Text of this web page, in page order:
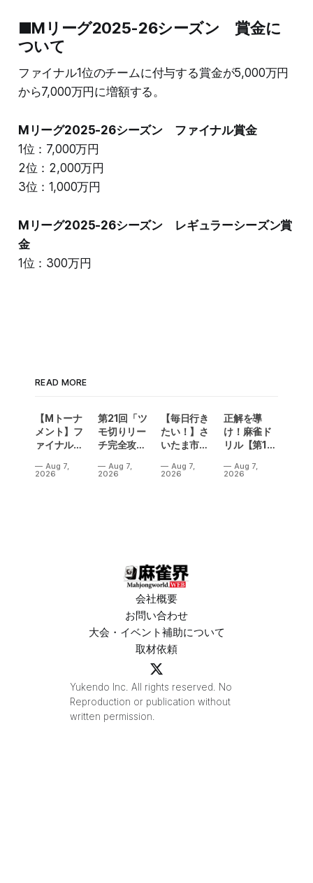
■Mリーグ2025-26シーズン 賞金に
ついて
ファイナル1位のチームに付与する賞金が5,000万円
から7,000万円に増額する。
Mリーグ2025-26シーズン ファイナル賞金
1位：7,000万円
2位：2,000万円
3位：1,000万円
Mリーグ2025-26シーズン レギュラーシーズン賞
金
1位：300万円
READ MORE
【Mトーナ
メント】フ
ァイナル／2
ニバル！東
Aug 7,
2026
第21回「ツ
モ切りリー
チ完全攻
Aug 7,
2026
【毎日行き
たい！】さ
いたま市に
誕生！？
Aug 7,
2026
正解を導
け！麻雀ド
リル【第14
Aug 7,
2026
会社概要
お問い合わせ
大会・イベント補助について
取材依頼
Yukendo Inc. All rights reserved. No
Reproduction or publication without
written permission.